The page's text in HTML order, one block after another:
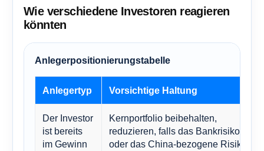
Wie verschiedene Investoren reagieren
könnten
Anlegerpositionierungstabelle
Anlegertyp Vorsichtige Haltung
Der Investor
ist bereits
im Gewinn
Kernportfolio beibehalten,
reduzieren, falls das Bankrisiko
oder das China-bezogene Risiko